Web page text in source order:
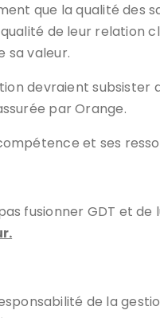
que la qualité des
de leur relation
sa valeur.
devraient subsister
par Orange.
et ses
fusionner GDT et
de la